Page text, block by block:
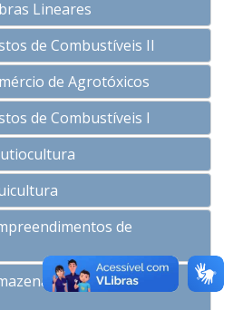
Lineares
de Combustíveis II
de Agrotóxicos
de Combustíveis I
de
de Resíduos